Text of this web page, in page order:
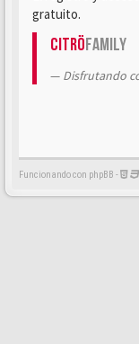
gratuito.
CitröFamily
Disfrutando
Funcionando con phpBB -